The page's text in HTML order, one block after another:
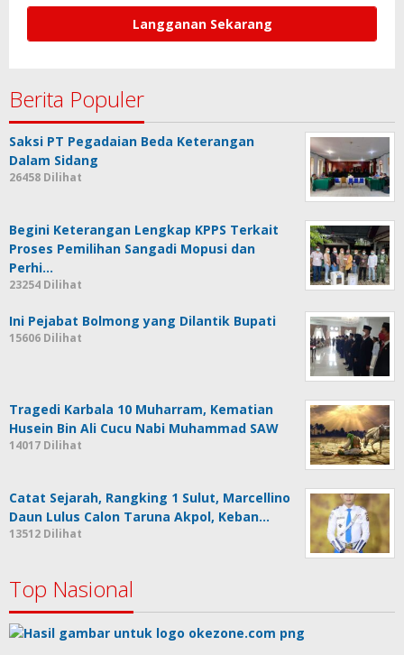
Berita Populer
Saksi PT Pegadaian Beda Keterangan
Dalam Sidang
26458 Dilihat
Begini Keterangan Lengkap KPPS Terkait
Proses Pemilihan Sangadi Mopusi dan
Perhi…
23254 Dilihat
Ini Pejabat Bolmong yang Dilantik Bupati
15606 Dilihat
Tragedi Karbala 10 Muharram, Kematian
Husein Bin Ali Cucu Nabi Muhammad SAW
14017 Dilihat
Catat Sejarah, Rangking 1 Sulut, Marcellino
Daun Lulus Calon Taruna Akpol, Keban…
13512 Dilihat
Top Nasional